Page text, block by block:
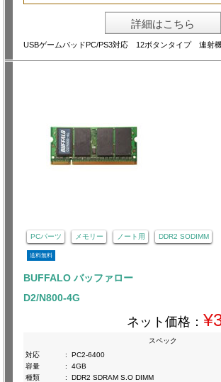
詳細はこちら
USBゲームパッドPC/PS3対応 12ボタンタイプ 連射
PCパーツ メモリー ノート用 DDR2 SODIMM
送料無料
BUFFALO バッファロー
D2/N800-4G
ネット価格：
スペック
対応
:
PC2-6400
容量
:
4GB
種類
:
DDR2 SDRAM S.O DIMM